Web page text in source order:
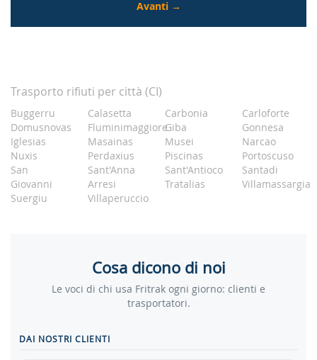
Trasporto rifiuti per città (CI)
Buggerru Calasetta Carbonia
Carloforte
Domusnovas
FluminimaggioreGiba
Gonnesa
Iglesias
Masainas Musei
Narcao
Nuxis
Perdaxius Piscinas
Portoscuso
San
Giovanni
Suergiu
Sant'Anna
Arresi
Sant'Antioco
Santadi
Tratalias
Villamassargia
Villaperuccio
Cosa dicono di noi
Le voci di chi usa Fritrak ogni giorno: clienti e
trasportatori.
DAI NOSTRI CLIENTI